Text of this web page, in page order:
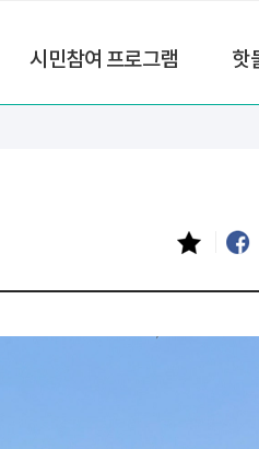
시민참여 프로그램 핫